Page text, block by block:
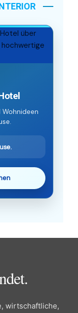
wirtschaftliche,